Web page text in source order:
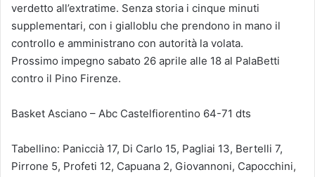
verdetto all’extratime. Senza storia i cinque minuti
supplementari, con i gialloblu che prendono in mano il
controllo e amministrano con autorità la volata.
Prossimo impegno sabato 26 aprile alle 18 al PalaBetti
contro il Pino Firenze.
Basket Asciano – Abc Castelfiorentino 64-71 dts
Tabellino: Paniccià 17, Di Carlo 15, Pagliai 13, Bertelli 7,
Pirrone 5, Profeti 12, Capuana 2, Giovannoni, Capocchini,